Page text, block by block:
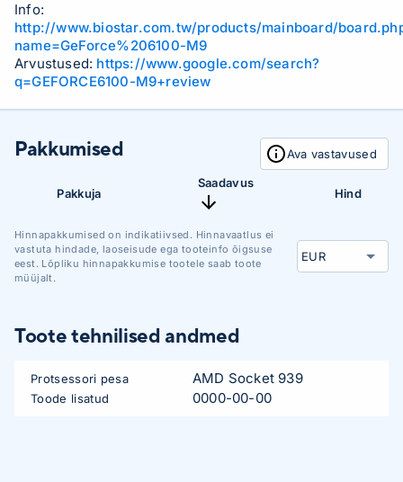
Info:
http://www.biostar.com.tw/products/mainboard/
name=GeForce%206100-M9
Arvustused: https://www.google.com/search?
q=GEFORCE6100-M9+review
Pakkumised Ava vastavused
Pakkuja
Saadavus
Hind
Hinnapakkumised on indikatiivsed. Hinnavaatlus ei
vastuta hindade, laoseisude ega tooteinfo õigsuse
eest. Lõpliku hinnapakkumise tootele saab toote
müüjalt.
Toote tehnilised andmed
Protsessori pesa AMD Socket 939
Toode lisatud 0000-00-00